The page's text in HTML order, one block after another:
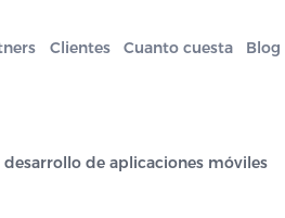
Clientes Cuanto cuesta Blog
desarrollo de aplicaciones móviles